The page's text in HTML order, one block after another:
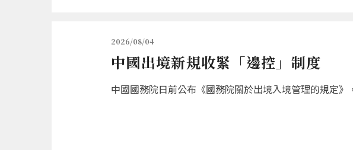
2026/08/04
中國出境新規收緊「邊控」制度
中國國務院日前公布《國務院關於出境入境管理的規定